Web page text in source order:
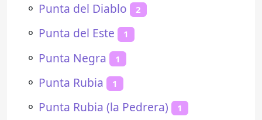
⚬ Punta del Diablo 2
⚬ Punta del Este 1
⚬ Punta Negra 1
⚬ Punta Rubia 1
⚬ Punta Rubia (la Pedrera) 1